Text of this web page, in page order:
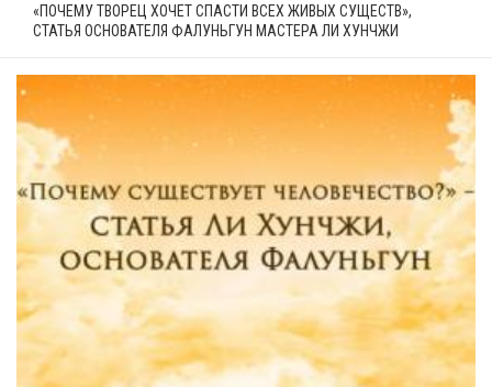
«ПОЧЕМУ ТВОРЕЦ ХОЧЕТ СПАСТИ ВСЕХ ЖИВЫХ СУЩЕСТВ»,
СТАТЬЯ ОСНОВАТЕЛЯ ФАЛУНЬГУН МАСТЕРА ЛИ ХУНЧЖИ